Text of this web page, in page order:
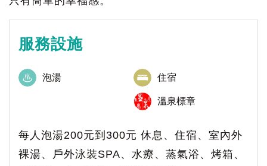
服務設施
泡湯 住宿
溫泉標章
每人泡湯200元到300元 休息、住宿、室內外
裸湯、戶外泳裝SPA、水療、蒸氣浴、烤箱、